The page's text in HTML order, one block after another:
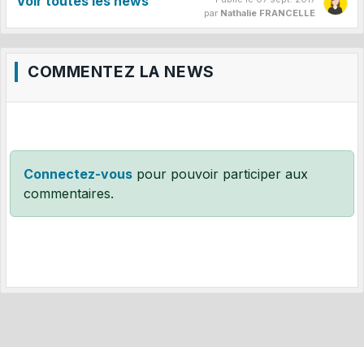
par Nathalie FRANCELLE
COMMENTEZ LA NEWS
Connectez-vous pour pouvoir participer aux
commentaires.